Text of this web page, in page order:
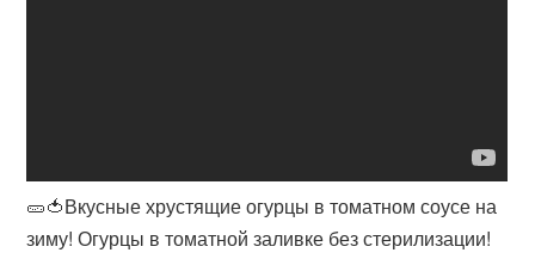
🥒🍅Вкусные хрустящие огурцы в томатном соусе на
зиму! Огурцы в томатной заливке без стерилизации!